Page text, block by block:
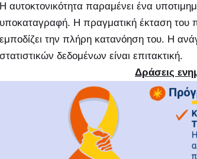
Η αυτοκτονικότητα παραμένει ένα
υποκαταγραφή. Η πραγματική έκταση του
εμποδίζει την πλήρη κατανόηση του. Η
στατιστικών δεδομένων είναι επιτακτική.
Δράσεις